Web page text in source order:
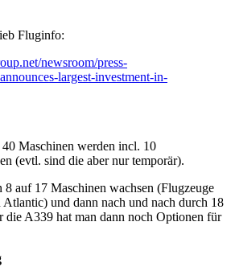
Fluginfo:
newsroom/press-
largest-investment-in-
Maschinen werden incl. 10
(evtl. sind die aber nur temporär).
auf 17 Maschinen wachsen (Flugzeuge
und dann nach und nach durch 18
die A339 hat man dann noch Optionen für